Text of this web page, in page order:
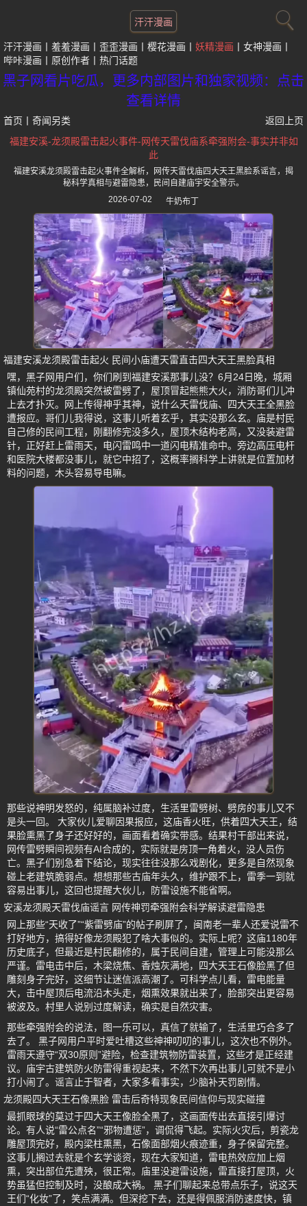
汗汗漫画
汗汗漫画 羞羞漫画 歪歪漫画 樱花漫画 妖精漫画
女神漫画
哔咔漫画
原创作者 热门话题
黑子网看片吃瓜，更多内部图片和独家视频：点击
查看详情
首页 奇闻另类
返回上页
福建安溪-龙须殿雷击起火事件-网传天雷伐庙系牵强附会-事实并非如
此
福建安溪龙须殿雷击起火事件全解析，网传天雷伐庙四大天王黑脸系谣言，揭
秘科学真相与避雷隐患，民间自建庙宇安全警示。
2026-07-02
牛奶布丁
福建安溪龙须殿雷击起火 民间小庙遭天雷直击四大天王黑脸真相
嘿，黑子网用户们，你们刷到福建安溪那事儿没？6月24日晚，城厢
镇仙苑村的龙须殿突然被雷劈了，屋顶冒起熊熊大火，消防哥们儿冲
上去才扑灭。网上传得神乎其神，说什么天雷伐庙、四大天王全黑脸
遭报应。哥们儿我得说，这事儿听着玄乎，其实没那么玄。庙是村民
自己修的民间工程，刚翻修完没多久，屋顶木结构老高，又没装避雷
针，正好赶上雷雨天，电闪雷鸣中一道闪电精准命中。旁边高压电杆
和医院大楼都没事儿，就它中招了，这概率搁科学上讲就是位置加材
料的问题，木头容易导电嘛。
那些说神明发怒的，纯属脑补过度，生活里雷劈树、劈房的事儿又不
是头一回。 大家伙儿爱聊因果报应，这庙香火旺，供着四大天王，结
果脸熏黑了身子还好好的，画面看着确实带感。结果村干部出来说，
网传雷劈瞬间视频有AI合成的，实际就是房顶一角着火，没人员伤
亡。黑子们别急着下结论，现实往往没那么戏剧化，更多是自然现象
碰上老建筑脆弱点。想想那些古庙年头久，维护跟不上，雷季一到就
容易出事儿，这回也提醒大伙儿，防雷设施不能省啊。
安溪龙须殿天雷伐庙谣言 网传神罚牵强附会科学解读避雷隐患
网上那些“天收了”“紫雷劈庙”的帖子刷屏了，闽南老一辈人还爱说雷不
打好地方，搞得好像龙须殿犯了啥大事似的。实际上呢？这庙1180年
历史底子，但最近是村民翻修的，属于民间自建，管理上可能没那么
严谨。雷电击中后，木梁烧焦、香烛灰满地，四大天王石像脸黑了但
雕刻身子完好，这细节让迷信派高潮了。可科学点儿看，雷电能量
大，击中屋顶后电流沿木头走，烟熏效果就出来了，脸部突出更容易
被波及。村里人说别过度解读，确实是自然灾害。
那些牵强附会的说法，图一乐可以，真信了就输了，生活里巧合多了
去了。 黑子网用户平时爱吐槽这些神神叨叨的事儿，这次也不例外。
雷雨天遵守“双30原则”避险，检查建筑物防雷装置，这些才是正经建
议。庙宇古建筑防火防雷得重视起来，不然下次再出事儿可就不是小
打小闹了。谣言止于智者，大家多看事实，少脑补天罚剧情。
龙须殿四大天王石像黑脸 雷击后奇特现象民间信仰与现实碰撞
最抓眼球的莫过于四大天王像脸全黑了，这画面传出去直接引爆讨
论。有人说“雷公点名”“邪物遭惩”，调侃得飞起。实际火灾后，剪瓷龙
雕屋顶完好，殿内梁柱熏黑，石像面部烟火痕迹重，身子保留完整。
这事儿搁过去就是个玄学谈资，现在大家知道，雷电热效应加上烟
熏，突出部位先遭殃，很正常。庙里没避雷设施，雷直接打屋顶，火
势虽猛但控制及时，没酿成大祸。 黑子们聊起来总带点乐子，说这天
王们“化妆”了，笑点满满。但深挖下去，还是得佩服消防速度快，镇